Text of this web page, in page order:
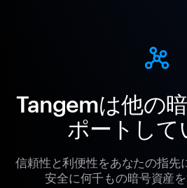
Tangemは他の
ポートして
信頼性と利便性をあなたの指先
安全に何千もの暗号資産を